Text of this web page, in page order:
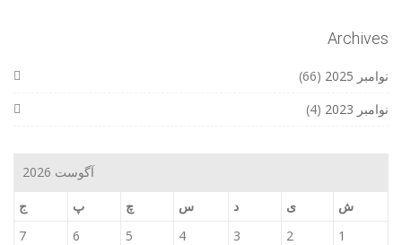
Archives
نوامبر 2025
(66)
نوامبر 2023
(4)
آگوست 2026
ش
ی د س چ پ
ج
1
2
3
4
5
6
7